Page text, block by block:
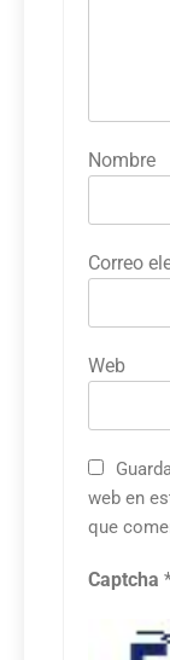
Nombre
Correo
Web
web en
que
Captcha